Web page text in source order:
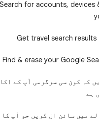
for accounts, devices
Get travel search results
Find & erase your Google
کہ کون سی سرگرمی آپ کے
ہے
میں سائن ان کریں جو آپ